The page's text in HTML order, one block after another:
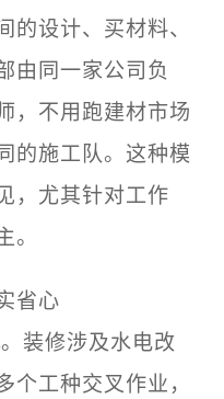
的设计、买材料、
由同一家公司负
，不用跑建材市场
的施工队。这种模
，尤其针对工作
。
省心
。装修涉及水电改
个工种交叉作业，